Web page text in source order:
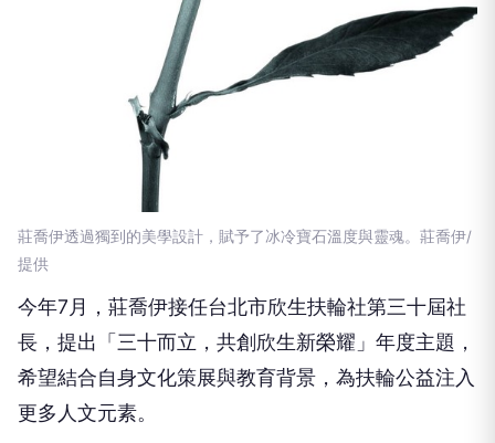
莊喬伊透過獨到的美學設計，賦予了冰冷寶石溫度與靈魂。莊喬伊/
提供
今年7月，莊喬伊接任台北市欣生扶輪社第三十屆社
長，提出「三十而立，共創欣生新榮耀」年度主題，
希望結合自身文化策展與教育背景，為扶輪公益注入
更多人文元素。